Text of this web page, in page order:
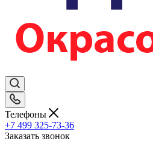
Телефоны
+7 499 325-73-36
Заказать звонок